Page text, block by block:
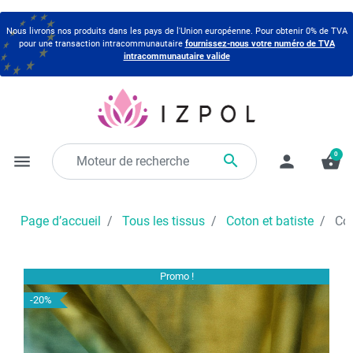
Nous livrons nos produits dans les pays de l'Union européenne. Pour obtenir 0% de TVA
pour une transaction intracommunautaire fournissez-nous votre numéro de TVA
intracommunautaire valide
menu  person shopping_basket
0
Page d’accueil Tous les tissus Coton et batiste
Promo !
-20%